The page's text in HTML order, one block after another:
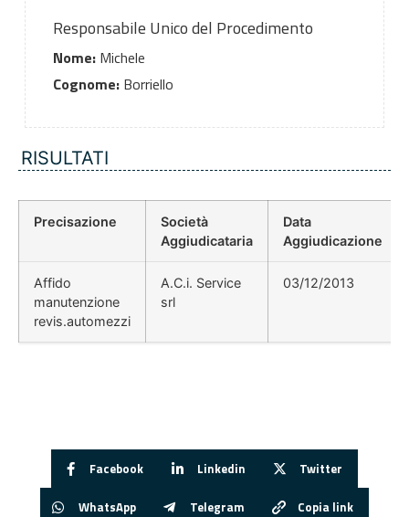
Responsabile Unico del Procedimento
Nome:Michele
Cognome:Borriello
RISULTATI
Precisazione
Società
Aggiudicataria
Data
Aggiudicazione
Affido
manutenzione
revis.automezzi
A.C.i. Service
srl
03/12/2013
Facebook Linkedin Twitter
WhatsApp Telegram Copia link